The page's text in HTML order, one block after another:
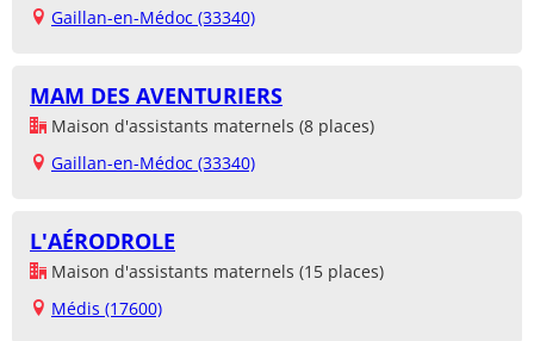
Gaillan-en-Médoc (33340)
MAM DES AVENTURIERS
Maison d'assistants maternels (8 places)
Gaillan-en-Médoc (33340)
L'AÉRODROLE
Maison d'assistants maternels (15 places)
Médis (17600)